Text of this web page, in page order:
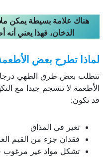
هناك علامة بسيطة يمكن
الدخان، فهذا يعني أنه
لماذا تطرح بعض
تتطلب بعض طرق الطهي
الأطعمة لا تنسجم جيدا مع
قد تكون:
تغير في المذاق
فقدان جزء من القيم
تشكل مواد غير مرغوب